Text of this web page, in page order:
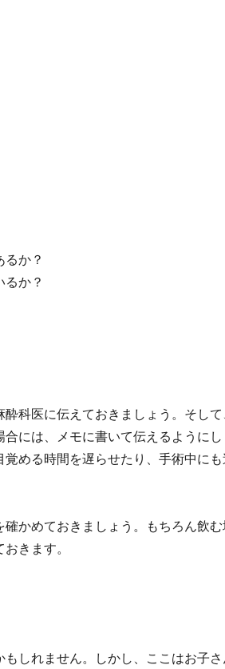
るか？
るか？
科医に伝えておきましょう。そし
には、メモに書いて伝えるように
める時間を遅らせたり、手術中に
かめておきましょう。もちろん飲
きます。
しれません。しかし、ここはお子さ